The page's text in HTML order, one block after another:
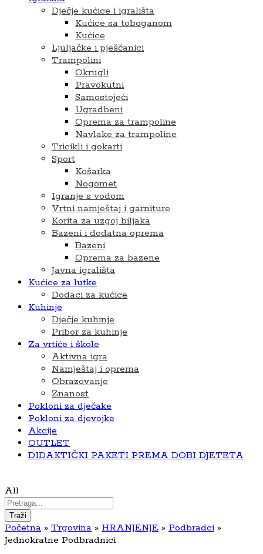
Dječje kućice i igrališta
Kućice sa toboganom
Kućice
Ljuljačke i pješčanici
Trampolini
Okrugli
Pravokutni
Samostojeći
Ugradbeni
Oprema za trampoline
Navlake za trampoline
Tricikli i gokarti
Sport
Košarka
Nogomet
Igranje s vodom
Vrtni namještaj i garniture
Korita za uzgoj biljaka
Bazeni i dodatna oprema
Bazeni
Oprema za bazene
Javna igrališta
Kućice za lutke
Dodaci za kućice
Kuhinje
Dječje kuhinje
Pribor za kuhinje
Za vrtiće i škole
Aktivna igra
Namještaj i oprema
Obrazovanje
Znanost
Pokloni za dječake
Pokloni za djevojke
Akcije
OUTLET
DIDAKTIČKI PAKETI PREMA DOBI DJETETA
All
Traži
Početna » Trgovina » HRANJENJE » Podbradci »
Jednokratne Podbradnici